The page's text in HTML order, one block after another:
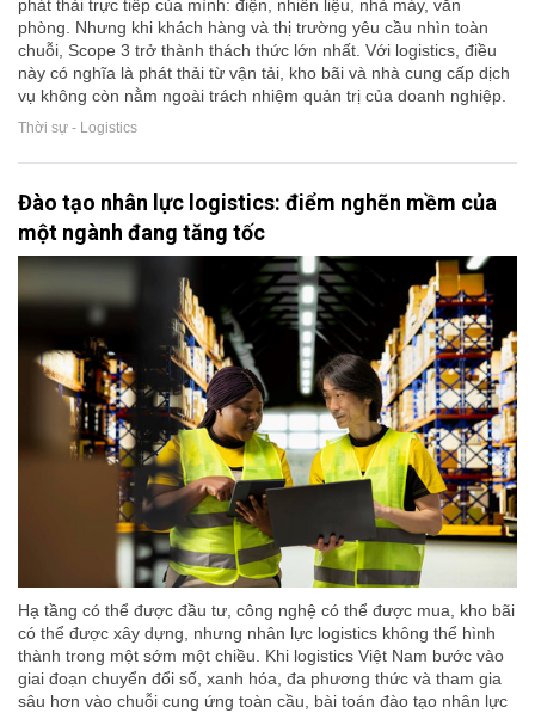
phát thải trực tiếp của mình: điện, nhiên liệu, nhà máy, văn
phòng. Nhưng khi khách hàng và thị trường yêu cầu nhìn toàn
chuỗi, Scope 3 trở thành thách thức lớn nhất. Với logistics, điều
này có nghĩa là phát thải từ vận tải, kho bãi và nhà cung cấp dịch
vụ không còn nằm ngoài trách nhiệm quản trị của doanh nghiệp.
Thời sự - Logistics
Đào tạo nhân lực logistics: điểm nghẽn mềm của
một ngành đang tăng tốc
Hạ tầng có thể được đầu tư, công nghệ có thể được mua, kho bãi
có thể được xây dựng, nhưng nhân lực logistics không thể hình
thành trong một sớm một chiều. Khi logistics Việt Nam bước vào
giai đoạn chuyển đổi số, xanh hóa, đa phương thức và tham gia
sâu hơn vào chuỗi cung ứng toàn cầu, bài toán đào tạo nhân lực